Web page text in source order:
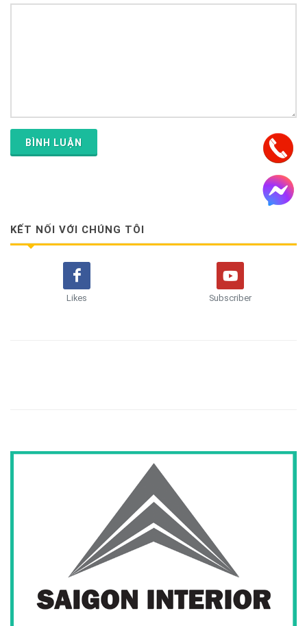
BÌNH LUẬN
KẾT NỐI VỚI CHÚNG TÔI
Likes Subscriber